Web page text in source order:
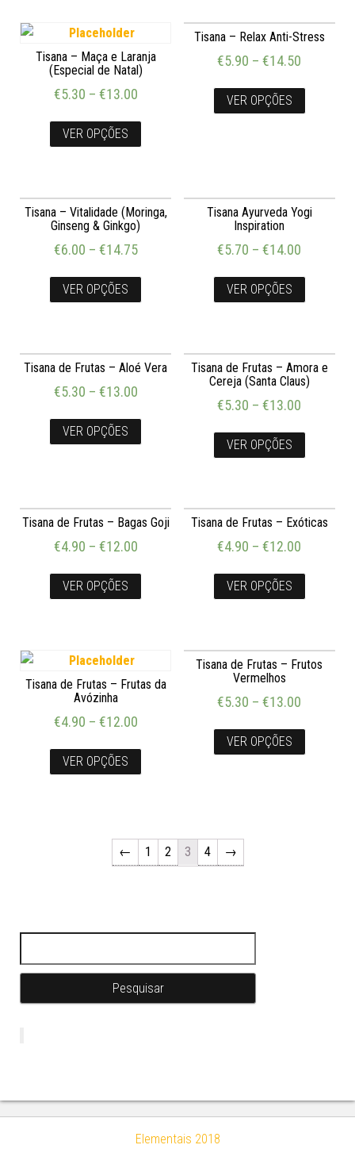
Tisana – Maça e Laranja
(Especial de Natal)
€5.30 – €13.00
VER OPÇÕES
Tisana – Relax Anti-Stress
€5.90 –€14.50
VER OPÇÕES
Tisana – Vitalidade (Moringa,
Ginseng & Ginkgo)
€6.00 – €14.75
VER OPÇÕES
Tisana Ayurveda Yogi
Inspiration
€5.70 –€14.00
VER OPÇÕES
Tisana de Frutas – Aloé Vera
€5.30 – €13.00
VER OPÇÕES
Tisana de Frutas – Amora e
Cereja (Santa Claus)
€5.30 –€13.00
VER OPÇÕES
Tisana de Frutas – Bagas Goji
€4.90 – €12.00
VER OPÇÕES
Tisana de Frutas – Exóticas
€4.90 –€12.00
VER OPÇÕES
Tisana de Frutas – Frutas da
Avózinha
€4.90 – €12.00
VER OPÇÕES
Tisana de Frutas – Frutos
Vermelhos
€5.30 –€13.00
VER OPÇÕES
← 1 2 3 4 →
Elementais 2018